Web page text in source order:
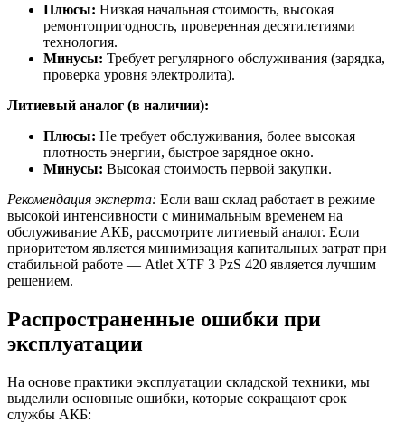
Плюсы: Низкая начальная стоимость, высокая
ремонтопригодность, проверенная десятилетиями
технология.
Минусы: Требует регулярного обслуживания (зарядка,
проверка уровня электролита).
Литиевый аналог (в наличии):
Плюсы: Не требует обслуживания, более высокая
плотность энергии, быстрое зарядное окно.
Минусы: Высокая стоимость первой закупки.
Рекомендация эксперта: Если ваш склад работает в режиме
высокой интенсивности с минимальным временем на
обслуживание АКБ, рассмотрите литиевый аналог. Если
приоритетом является минимизация капитальных затрат при
стабильной работе — Atlet XTF 3 PzS 420 является лучшим
решением.
Распространенные ошибки при
эксплуатации
На основе практики эксплуатации складской техники, мы
выделили основные ошибки, которые сокращают срок
службы АКБ: